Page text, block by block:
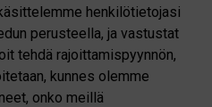
henkilötietojasi
perusteella, ja vastustat
tehdä rajoittamispyynnön,
kunnes olemme
onko meillä